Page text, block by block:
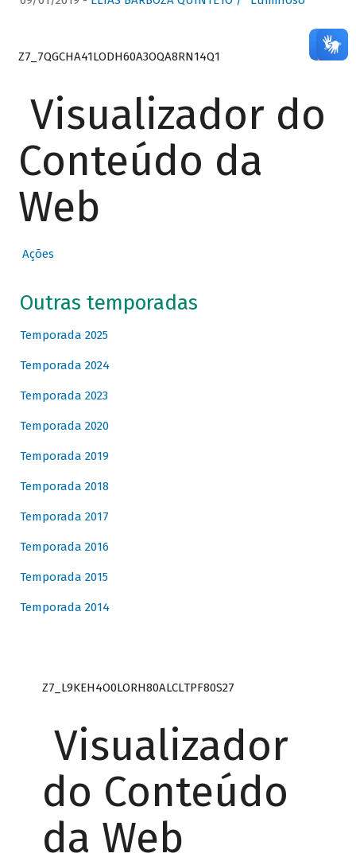
Z7_7QGCHA41LODH60A3OQA8RN14Q1
Visualizador do
Conteúdo da
Web
Ações
Outras temporadas
Temporada 2025
Temporada 2024
Temporada 2023
Temporada 2020
Temporada 2019
Temporada 2018
Temporada 2017
Temporada 2016
Temporada 2015
Temporada 2014
Z7_L9KEH4O0LORH80ALCLTPF80S27
Visualizador
do Conteúdo
da Web